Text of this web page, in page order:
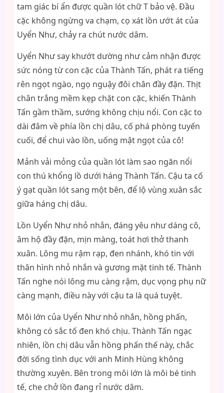
tam giác bí ẩn được quần lót chữ T bảo vệ. Đầu
cặc không ngừng va chạm, cọ xát lồn ướt át của
Uyển Như, chảy ra chút nước dâm.
Uyển Như say khướt dường như cảm nhận được
sức nóng từ con cặc của Thành Tấn, phát ra tiếng
rên ngọt ngào, ngọ nguậy đôi chân đầy đặn. Thịt
chân trắng mềm kẹp chặt con cặc, khiến Thành
Tấn gầm thầm, sướng không chịu nổi. Con cặc to
dài đâm về phía lồn chị dâu, cố phá phòng tuyến
cuối, để chui vào lồn, uống mật ngọt của cô!
Mảnh vải mỏng của quần lót làm sao ngăn nổi
con thú khổng lồ dưới háng Thành Tấn. Cậu ta cố
ý gạt quần lót sang một bên, để lộ vùng xuân sắc
giữa háng chị dâu.
Lồn Uyển Như nhỏ nhắn, đáng yêu như dáng cô,
âm hộ đầy đặn, mịn màng, toát hơi thở thanh
xuân. Lông mu rậm rạp, đen nhánh, khó tin với
thân hình nhỏ nhắn và gương mặt tinh tế. Thành
Tấn nghe nói lông mu càng rậm, dục vọng phụ nữ
càng mạnh, điều này với cậu ta là quá tuyệt.
Môi lớn của Uyển Như nhỏ nhắn, hồng phấn,
không có sắc tố đen khó chịu. Thành Tấn ngạc
nhiên, lồn chị dâu vẫn hồng phấn thế này, chắc
đời sống tình dục với anh Minh Hùng không
thường xuyên. Bên trong môi lớn là môi bé tinh
tế, che chở lồn đang rỉ nước dâm.